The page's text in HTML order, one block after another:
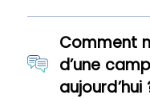
Comment
d’une
aujourd’hui